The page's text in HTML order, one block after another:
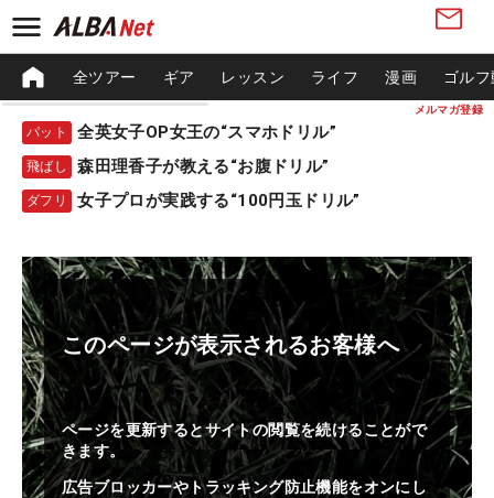
メルマガ登録
全ツアー ギア レッスン ライフ 漫画 ゴル
パット 全英女子OP女王の“スマホドリル”
飛ばし 森田理香子が教える“お腹ドリル”
ダフリ 女子プロが実践する“100円玉ドリル”
このページが表示されるお客様へ
ページを更新するとサイトの閲覧を続けることがで
きます。
広告ブロッカーやトラッキング防止機能をオンにし